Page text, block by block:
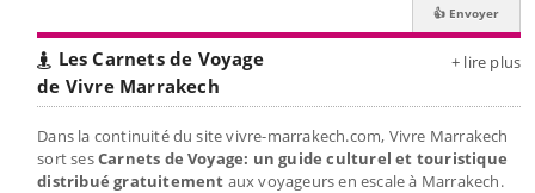
Les Carnets de Voyage
de Vivre Marrakech
+ lire plus
Dans la continuité du site vivre-marrakech.com, Vivre Marrakech
sort sesCarnets de Voyage: un guide culturel et touristique
distribué gratuitement aux voyageurs en escale à Marrakech.